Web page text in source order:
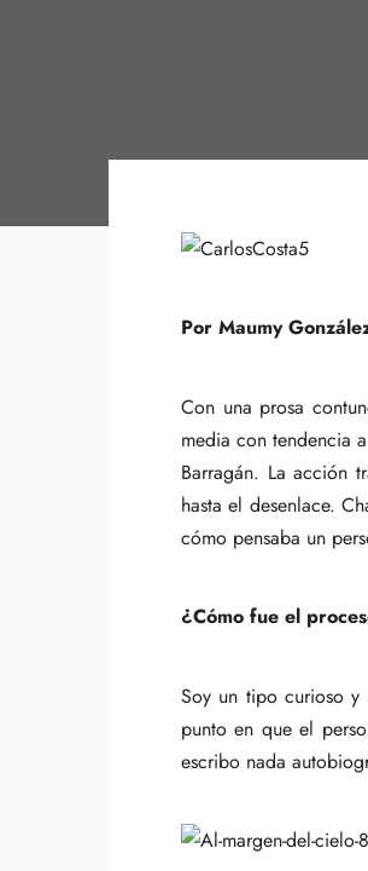
Por Maumy
Con una prosa
media con tendencia
Barragán. La acción
hasta el desenlace.
cómo pensaba un
¿Cómo fue el
Soy un tipo curioso y
punto en que el
escribo nada